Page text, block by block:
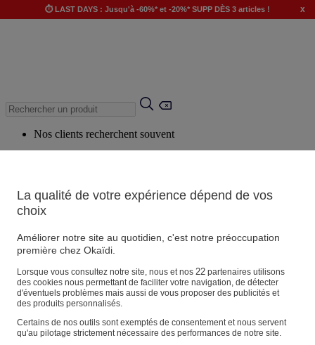
⏱️ LAST DAYS : Jusqu'à -60%* et -20%* SUPP DÈS 3 articles ! x
Nos clients recherchent souvent
Produits suggérés
Voir tous les produits
Magasin
Vos informations personnelles
Suivre une commande
Panier
La qualité de votre expérience dépend de vos
choix
Améliorer notre site au quotidien, c'est notre préoccupation
première chez Okaïdi.
Lorsque vous consultez notre site, nous et nos 22partenaires utilisons
des cookies nous permettant de faciliter votre navigation, de détecter
d'éventuels problèmes mais aussi de vous proposer des publicités et
des produits personnalisés.
Certains de nos outils sont exemptés de consentement et nous servent
qu'au pilotage strictement nécessaire des performances de notre site.